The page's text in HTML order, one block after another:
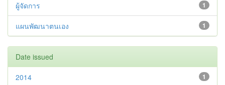
1
ผู้จัดการ
1
แผนพัฒนาตนเอง
Date issued
1
2014